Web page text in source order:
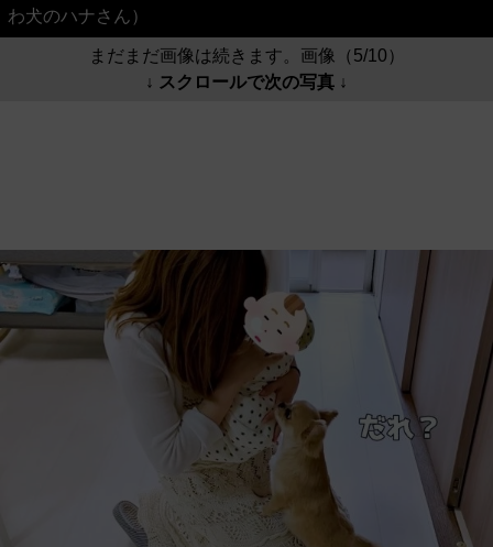
わ犬のハナさん）
まだまだ画像は続きます。画像（5/10）
↓ スクロールで次の写真 ↓